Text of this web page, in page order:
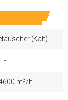
(Kalt)
-
m3/h